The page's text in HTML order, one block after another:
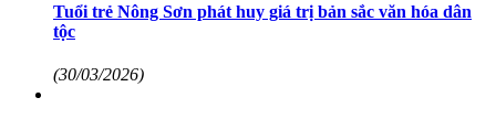
Tuổi trẻ Nông Sơn phát huy giá trị bản sắc văn hóa dân
tộc
(30/03/2026)